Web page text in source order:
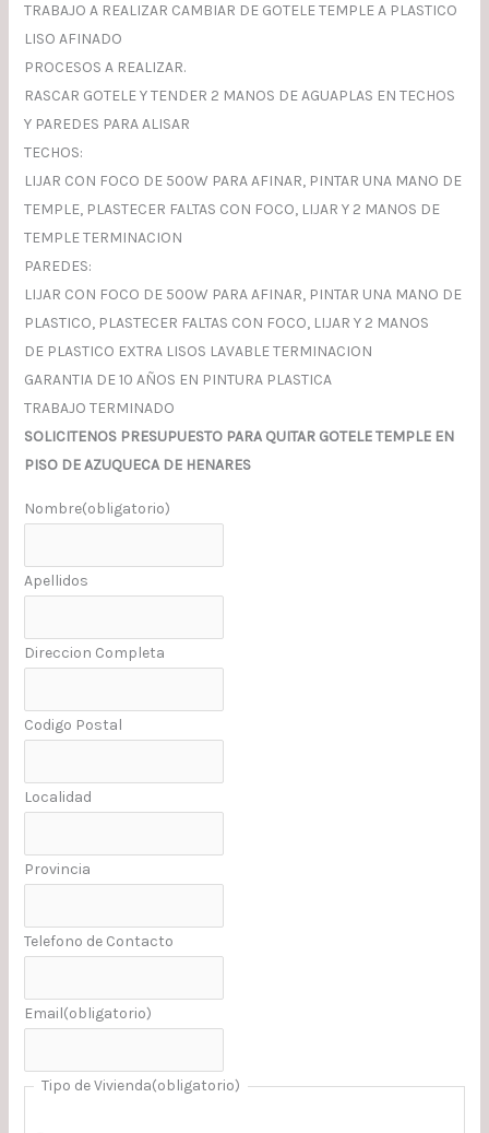
TRABAJO A REALIZAR CAMBIAR DE GOTELE TEMPLE A PLASTICO
LISO AFINADO
PROCESOS A REALIZAR.
RASCAR GOTELE Y TENDER 2 MANOS DE AGUAPLAS EN TECHOS
Y PAREDES PARA ALISAR
TECHOS:
LIJAR CON FOCO DE 500W PARA AFINAR, PINTAR UNA MANO DE
TEMPLE, PLASTECER FALTAS CON FOCO, LIJAR Y 2 MANOS DE
TEMPLE TERMINACION
PAREDES:
LIJAR CON FOCO DE 500W PARA AFINAR, PINTAR UNA MANO DE
PLASTICO, PLASTECER FALTAS CON FOCO, LIJAR Y 2 MANOS
DE PLASTICO EXTRA LISOS LAVABLE TERMINACION
GARANTIA DE 10 AÑOS EN PINTURA PLASTICA
TRABAJO TERMINADO
SOLICITENOS PRESUPUESTO PARA QUITAR GOTELE TEMPLE EN
PISO DE AZUQUECA DE HENARES
Nombre(obligatorio)
Apellidos
Direccion Completa
Codigo Postal
Localidad
Provincia
Telefono de Contacto
Email(obligatorio)
Tipo de Vivienda(obligatorio)